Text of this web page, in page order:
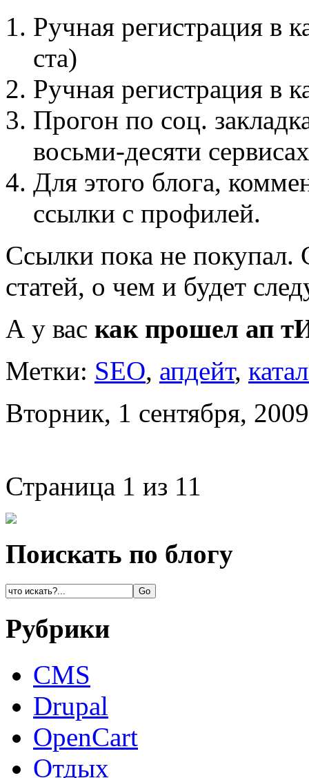
Ручная регистрация в
ста)
Ручная регистрация в
Прогон по соц.
восьми-десяти
Для этого блога,
ссылки с профилей.
Ссылки пока не покупал.
статей, о чем и будет
А у вас как прошел ап
Метки: SEO, апдейт,
Вторник, 1 сентября, 2009
Страница 1 из 1 1
Поискать по блогу
Рубрики
CMS
Drupal
OpenCart
Oтдых